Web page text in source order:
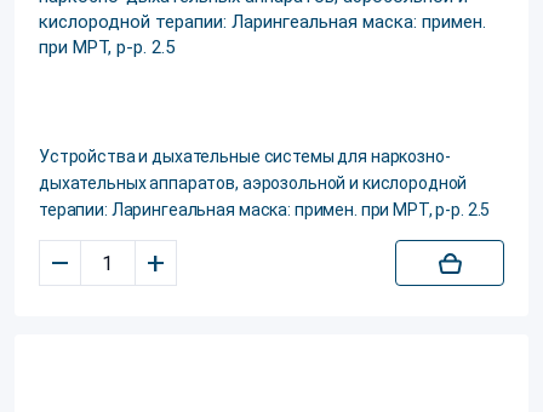
Устройства и дыхательные системы для наркозно-
дыхательных аппаратов, аэрозольной и кислородной
терапии: Ларингеальная маска: примен. при МРТ, р-р. 2.5
– +